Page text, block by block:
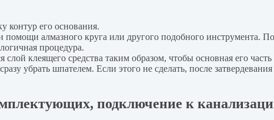
контур его основания.
алмазного круга или другого подобного инструмента.
процедура.
клеящего средства таким образом, чтобы основная его
убрать шпателем. Если этого не сделать, после
подключение к